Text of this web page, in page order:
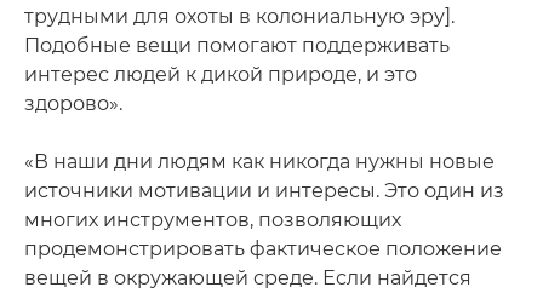
трудными для охоты в колониальную эру].
Подобные вещи помогают поддерживать
интерес людей к дикой природе, и это
здорово».
«В наши дни людям как никогда нужны новые
источники мотивации и интересы. Это один из
многих инструментов, позволяющих
продемонстрировать фактическое положение
вещей в окружающей среде. Если найдется